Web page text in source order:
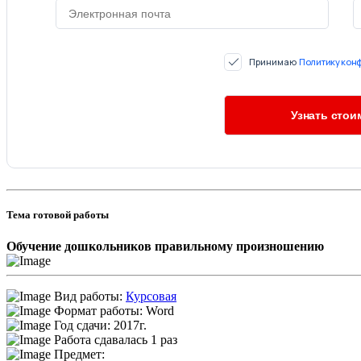
Принимаю Политику
Тема готовой работы
Обучение дошкольников правильному произношению
Вид работы: Курсовая
Формат работы: Word
Год сдачи: 2017г.
Работа сдавалась 1 раз
Предмет: